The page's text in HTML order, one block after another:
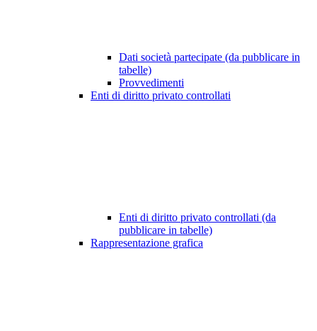
Dati società partecipate (da pubblicare in
tabelle)
Provvedimenti
Enti di diritto privato controllati
Enti di diritto privato controllati (da
pubblicare in tabelle)
Rappresentazione grafica